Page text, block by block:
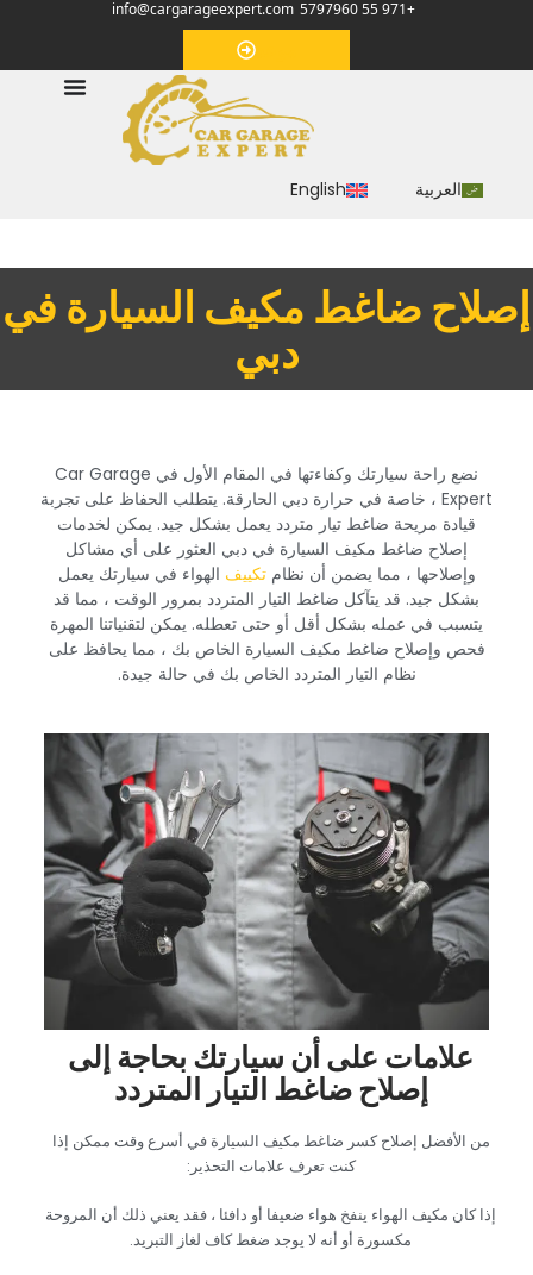
+971 55 5797960
info@cargarageexpert.com
‏موعد‏
العربية English
‏إصلاح ضاغط مكيف السيارة في
دبي‏
‏نضع راحة سيارتك وكفاءتها في المقام الأول في Car Garage
Expert ، خاصة في حرارة دبي الحارقة. يتطلب الحفاظ على تجربة
قيادة مريحة ضاغط تيار متردد يعمل بشكل جيد. يمكن لخدمات
إصلاح ضاغط مكيف السيارة في دبي العثور على أي مشاكل
وإصلاحها ، مما يضمن أن نظامتكييف الهواء في سيارتك يعمل
بشكل جيد. قد يتآكل ضاغط التيار المتردد بمرور الوقت ، مما قد
يتسبب في عمله بشكل أقل أو حتى تعطله. يمكن لتقنياتنا المهرة
فحص وإصلاح ضاغط مكيف السيارة الخاص بك ، مما يحافظ على
نظام التيار المتردد الخاص بك في حالة جيدة.‏
‏علامات على أن سيارتك بحاجة إلى
إصلاح ضاغط التيار المتردد‏
‏من الأفضل إصلاح كسر ضاغط مكيف السيارة في أسرع وقت ممكن إذا
كنت تعرف علامات التحذير:‏
‏إذا كان مكيف الهواء ينفخ هواء ضعيفا أو دافئا ، فقد يعني ذلك أن المروحة
مكسورة أو أنه لا يوجد ضغط كاف لغاز التبريد.‏